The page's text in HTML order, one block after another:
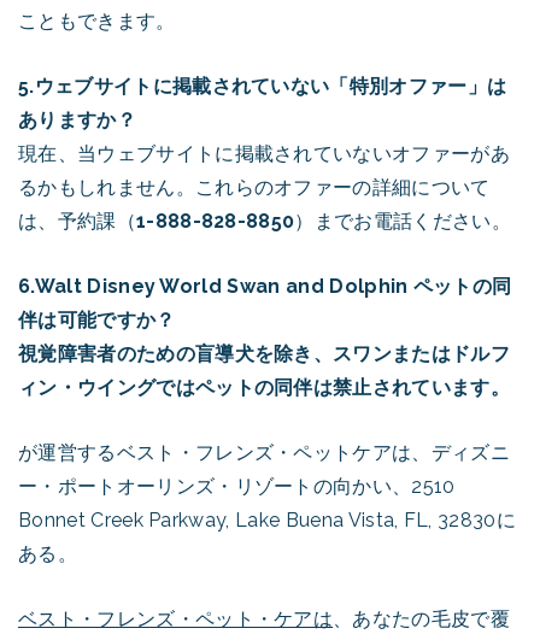
こともできます。
5.ウェブサイトに掲載されていない「特別オファー」は
ありますか？
現在、当ウェブサイトに掲載されていないオファーがあ
るかもしれません。これらのオファーの詳細について
は、予約課（1-888-828-8850）までお電話ください。
6.Walt Disney World Swan and Dolphin ペットの同
伴は可能ですか？
視覚障害者のための盲導犬を除き、スワンまたはドルフ
ィン・ウイングではペットの同伴は禁止されています。
が運営するベスト・フレンズ・ペットケアは、ディズニ
ー・ポートオーリンズ・リゾートの向かい、2510
Bonnet Creek Parkway, Lake Buena Vista, FL, 32830に
ある。
ベスト・フレンズ・ペット・ケアは、あなたの毛皮で覆